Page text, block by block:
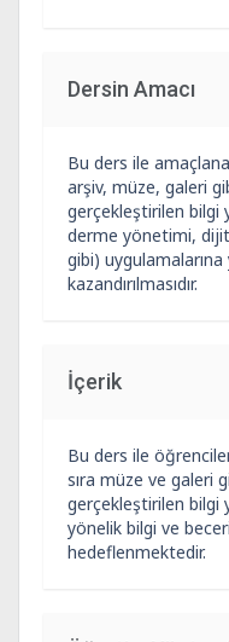
Dersin Amacı
Bu ders ile
arşiv, müze, galeri
gerçekleştirilen bilgi
derme yönetimi,
gibi)
kazandırılmasıdır.
İçerik
Bu ders ile
sıra müze ve galeri
gerçekleştirilen bilgi
yönelik bilgi ve
hedeflenmektedir.